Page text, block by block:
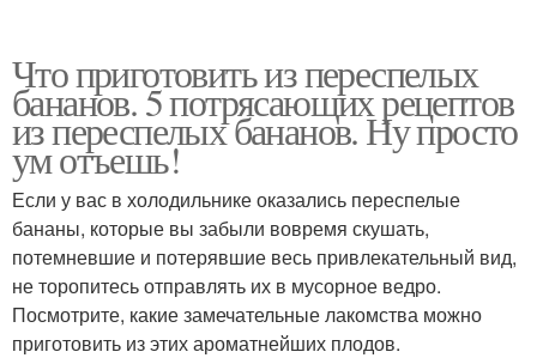
Что приготовить из переспелых
бананов. 5 потрясающих рецептов
из переспелых бананов. Ну просто
ум отъешь!
Если у вас в холодильнике оказались переспелые
бананы, которые вы забыли вовремя скушать,
потемневшие и потерявшие весь привлекательный вид,
не торопитесь отправлять их в мусорное ведро.
Посмотрите, какие замечательные лакомства можно
приготовить из этих ароматнейших плодов.